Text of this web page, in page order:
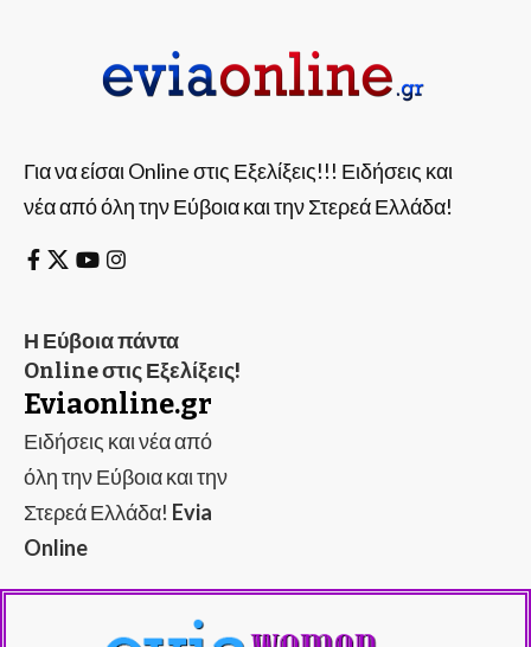
Για να είσαι Online στις Εξελίξεις!!! Ειδήσεις και
νέα από όλη την Εύβοια και την Στερεά Ελλάδα!
Η Εύβοια πάντα
Online στις Εξελίξεις!
Eviaonline.gr
Ειδήσεις και νέα από
όλη την Εύβοια και την
Στερεά Ελλάδα! Evia
Online